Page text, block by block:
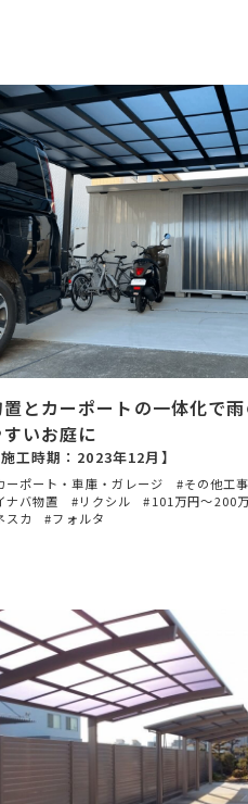
とカーポートの一体化で
いお庭に
施工時期：2023年12月】
ーポート・車庫・ガレージ その他工事
ナバ物置
リクシル 101万円〜200
スカ
フォルタ